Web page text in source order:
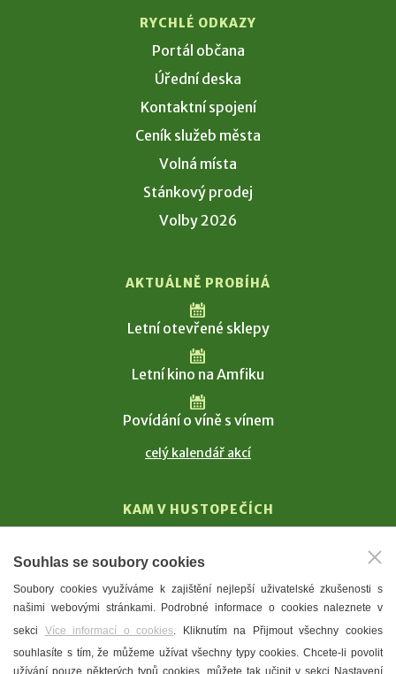
RYCHLÉ ODKAZY
Portál občana
Úřední deska
Kontaktní spojení
Ceník služeb města
Volná místa
Stánkový prodej
Volby 2026
AKTUÁLNĚ PROBÍHÁ
Letní otevřené sklepy
Letní kino na Amfiku
Povídání o víně s vínem
celý kalendář akcí
KAM V HUSTOPEČÍCH
T. G. Masaryk
Mandloně
Ubytování
Restaurace
Souhlas se soubory cookies
Soubory cookies využíváme k zajištění nejlepší uživatelské zkušenosti s
našimi webovými stránkami. Podrobné informace o cookies naleznete v
sekci Více informací o cookies. Kliknutím na Přijmout všechny cookies
souhlasíte s tím, že můžeme užívat všechny typy cookies. Chcete-li povolit
užívání pouze některých typů cookies, můžete tak učinit v sekci Nastavení